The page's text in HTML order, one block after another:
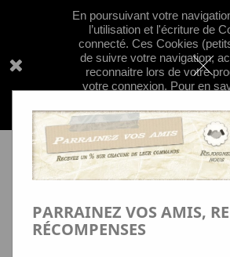
En poursuivant votre
l’utilisation et l'écriture de
connecté. Ces Cookies
de suivre votre navigation,
reconnaitre lors de votre
votre connexion. Pour en
confidentialité
PARRAINEZ VOS AMIS,
RÉCOMPENSES